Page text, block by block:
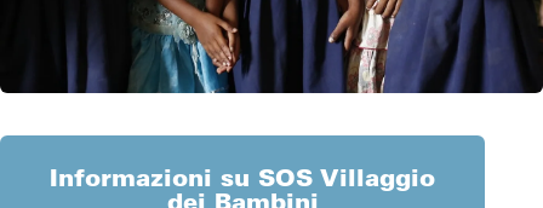
Informazioni su SOS Villaggio
dei Bambini